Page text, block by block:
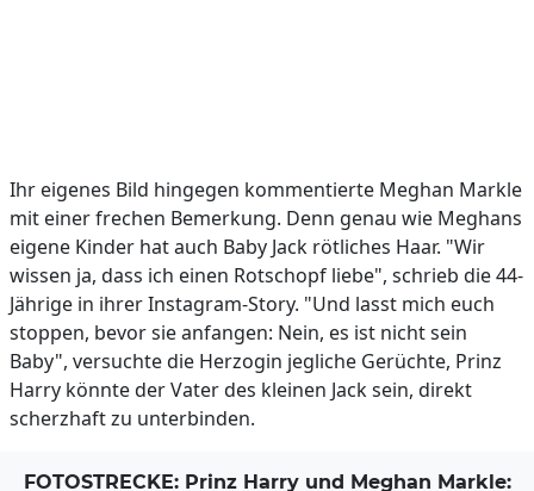
Ihr eigenes Bild hingegen kommentierte Meghan Markle
mit einer frechen Bemerkung. Denn genau wie Meghans
eigene Kinder hat auch Baby Jack rötliches Haar. "Wir
wissen ja, dass ich einen Rotschopf liebe", schrieb die 44-
Jährige in ihrer Instagram-Story. "Und lasst mich euch
stoppen, bevor sie anfangen: Nein, es ist nicht sein
Baby", versuchte die Herzogin jegliche Gerüchte, Prinz
Harry könnte der Vater des kleinen Jack sein, direkt
scherzhaft zu unterbinden.
FOTOSTRECKE: Prinz Harry und Meghan Markle: